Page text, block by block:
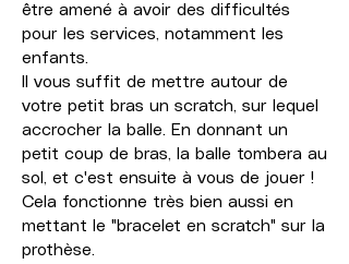
être amené à avoir des difficultés
pour les services, notamment les
enfants.
Il vous suffit de mettre autour de
votre petit bras un scratch, sur lequel
accrocher la balle. En donnant un
petit coup de bras, la balle tombera au
sol, et c'est ensuite à vous de jouer !
Cela fonctionne très bien aussi en
mettant le "bracelet en scratch" sur la
prothèse.